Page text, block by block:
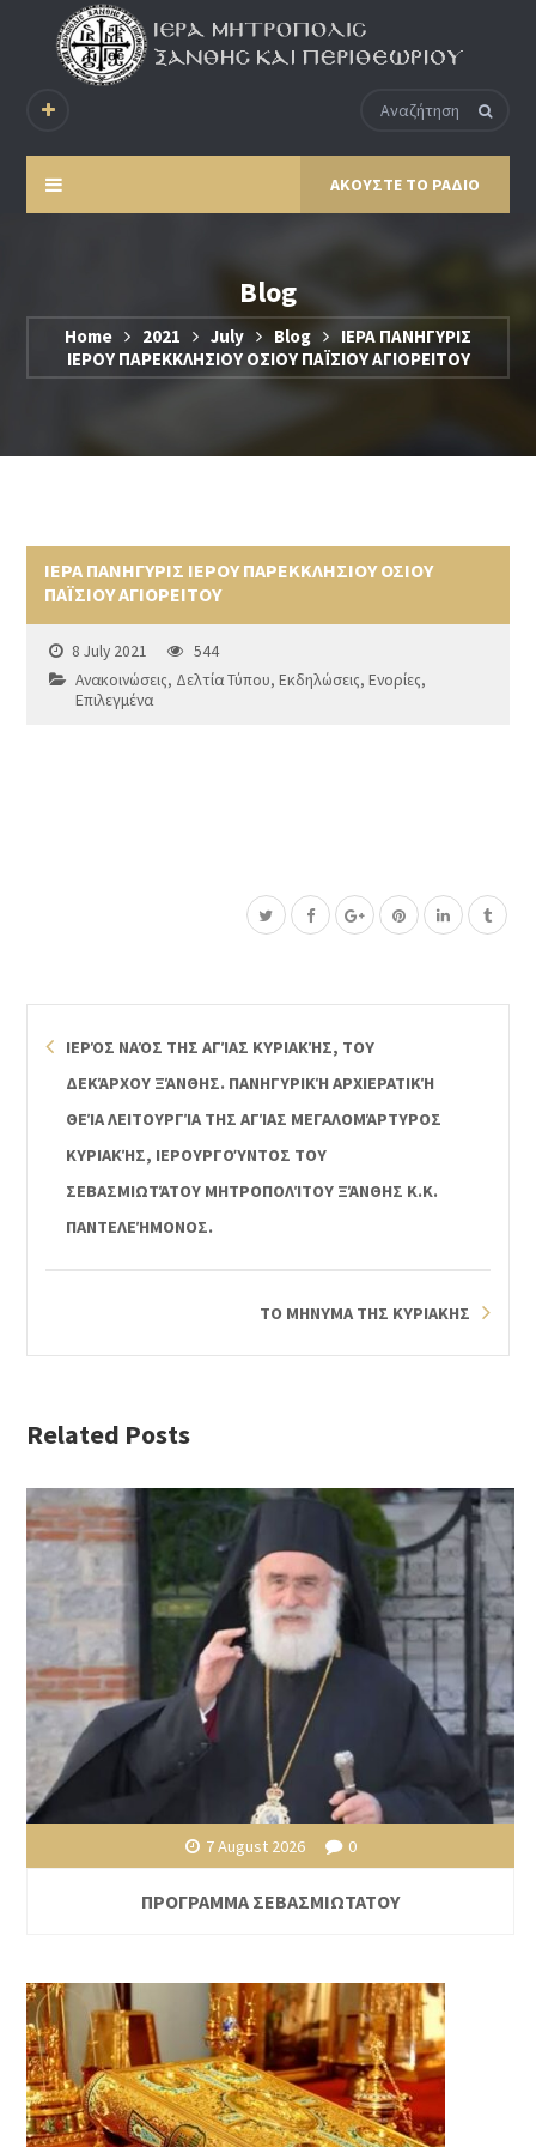
ΑΚΟΥΣΤΕ ΤΟ ΡΑΔΙΟ
Blog
Home 2021 July Blog
ΙΕΡΑ ΠΑΝΗΓΥΡΙΣ
ΙΕΡΟΥ ΠΑΡΕΚΚΛΗΣΙΟΥ ΟΣΙΟΥ ΠΑΪΣΙΟΥ ΑΓΙΟΡΕΙΤΟΥ
ΙΕΡΑ ΠΑΝΗΓΥΡΙΣ ΙΕΡΟΥ ΠΑΡΕΚΚΛΗΣΙΟΥ ΟΣΙΟΥ
ΠΑΪΣΙΟΥ ΑΓΙΟΡΕΙΤΟΥ
8 July 2021
544
Ανακοινώσεις, Δελτία Τύπου,Εκδηλώσεις,Ενορίες,
Επιλεγμένα
ΙΕΡΌΣ ΝΑΌΣ ΤΗΣ ΑΓΊΑΣ ΚΥΡΙΑΚΉΣ, ΤΟΥ
ΔΕΚΆΡΧΟΥ ΞΆΝΘΗΣ. ΠΑΝΗΓΥΡΙΚΉ ΑΡΧΙΕΡΑΤΙΚΉ
ΘΕΊΑ ΛΕΙΤΟΥΡΓΊΑ ΤΗΣ ΑΓΊΑΣ ΜΕΓΑΛΟΜΆΡΤΥΡΟΣ
ΚΥΡΙΑΚΉΣ, ΙΕΡΟΥΡΓΟΎΝΤΟΣ ΤΟΥ
ΣΕΒΑΣΜΙΩΤΆΤΟΥ ΜΗΤΡΟΠΟΛΊΤΟΥ ΞΆΝΘΗΣ Κ.Κ.
ΠΑΝΤΕΛΕΉΜΟΝΟΣ.
ΤΟ ΜΗΝΥΜΑ ΤΗΣ ΚΥΡΙΑΚΗΣ
Related Posts
7 August 2026 0
ΠΡΟΓΡΑΜΜΑ ΣΕΒΑΣΜΙΩΤΑΤΟΥ